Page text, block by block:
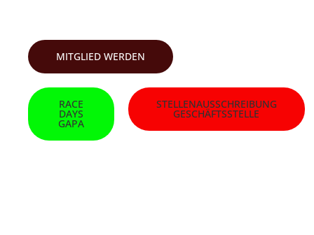
MITGLIED WERDEN
RACE
DAYS
GAPA
STELLENAUSSCHREIBUNG
GESCHÄFTSSTELLE